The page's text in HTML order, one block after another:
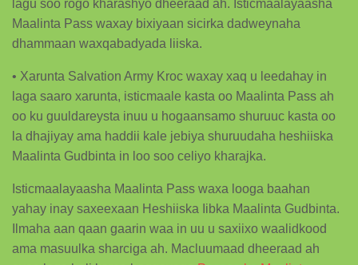
lagu soo rogo kharashyo dheeraad ah. Isticmaalayaasha
Maalinta Pass waxay bixiyaan sicirka dadweynaha
dhammaan waxqabadyada liiska.
• Xarunta Salvation Army Kroc waxay xaq u leedahay in
laga saaro xarunta, isticmaale kasta oo Maalinta Pass ah
oo ku guuldareysta inuu u hogaansamo shuruuc kasta oo
la dhajiyay ama haddii kale jebiya shuruudaha heshiiska
Maalinta Gudbinta in loo soo celiyo kharajka.
Isticmaalayaasha Maalinta Pass waxa looga baahan
yahay inay saxeexaan Heshiiska Iibka Maalinta Gudbinta.
Ilmaha aan qaan gaarin waa in uu u saxiixo waalidkood
ama masuulka sharciga ah. Macluumaad dheeraad ah